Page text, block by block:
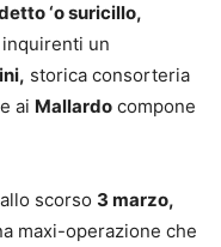
‘o suricillo,
un
storica consorteria
e ai Mallardo compone
scorso 3 marzo,
maxi-operazione che